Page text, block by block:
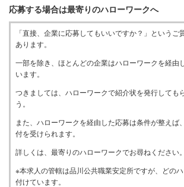
応募する場合は最寄りのハローワークへ
「直接、企業に応募してもいいですか？」というご
あります。
一部を除き、ほとんどの企業はハローワークを経由
います。
つきましては、ハローワークで紹介状を発行しても
う。
また、ハローワークを経由した応募は条件が整えば
付を受けられます。
詳しくは、最寄りのハローワークでお尋ねください。
※本求人の管轄は品川公共職業安定所ですが、どの
付けています。